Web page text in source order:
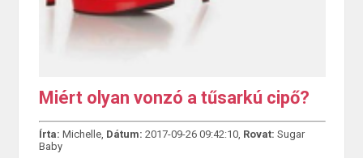
Miért olyan vonzó a tűsarkú cipő?
Írta: Michelle, Dátum: 2017-09-26 09:42:10, Rovat: Sugar
Baby